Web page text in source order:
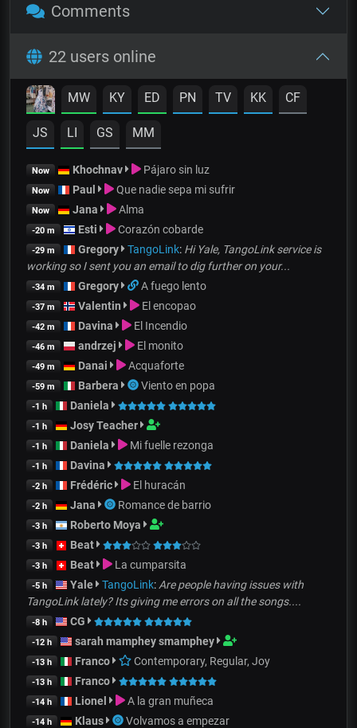
Comments
22 users online
MW KY ED PN TV KK CF
JS LI GS MM
Now Khochnav Pájaro sin luz
Now Paul Que nadie sepa mi sufrir
Now Jana Alma
-20 m Esti Corazón cobarde
-29 m Gregory TangoLink: Hi Yale, TangoLink service is
working so I sent you an email to dig further on your...
-34 m Gregory A fuego lento
-37 m Valentin El encopao
-42 m Davina El Incendio
-46 m andrzej El monito
-49 m Danai Acquaforte
-59 m Barbera Viento en popa
-1 h Daniela
-1 h Josy Teacher
-1 h Daniela Mi fuelle rezonga
-1 h Davina
-2 h Frédéric El huracán
-2 h Jana Romance de barrio
-3 h Roberto Moya
-3 h Beat
-3 h Beat La cumparsita
-5 h Yale TangoLink: Are people having issues with
TangoLink lately? Its giving me errors on all the songs....
-8 h CG
-12 h sarah mamphey smamphey
-13 h Franco Contemporary, Regular, Joy
-13 h Franco
-14 h Lionel A la gran muñeca
-14 h Klaus Volvamos a empezar